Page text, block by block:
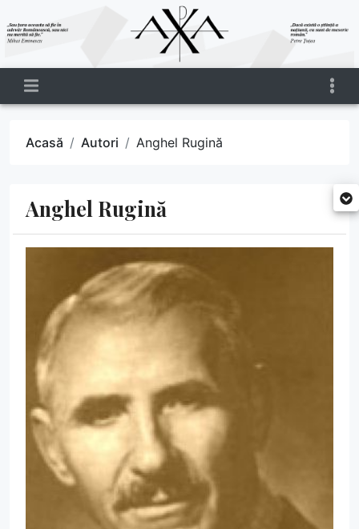
Acasă Autori Anghel Rugină
Anghel Rugină